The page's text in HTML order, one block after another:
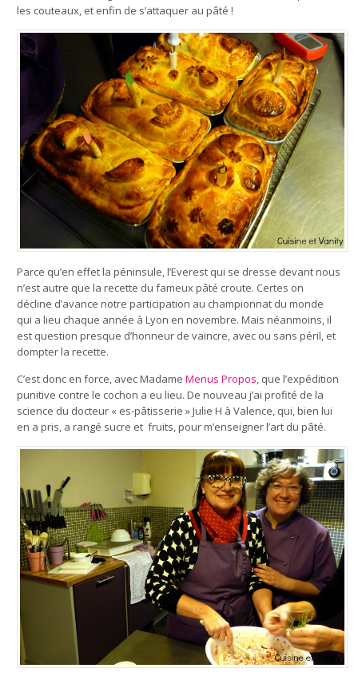
les couteaux, et enfin de s’attaquer au pâté !
Parce qu’en effet la péninsule, l’Everest qui se dresse devant nous
n’est autre que la recette du fameux pâté croute. Certes on
décline d’avance notre participation au championnat du monde
qui a lieu chaque année à Lyon en novembre. Mais néanmoins, il
est question presque d’honneur de vaincre, avec ou sans péril, et
dompter la recette.
C’est donc en force, avec MadameMenus Propos, que l’expédition
punitive contre le cochon a eu lieu. De nouveau j’ai profité de la
science du docteur « es-pâtisserie » Julie H à Valence, qui, bien lui
en a pris, a rangé sucre et fruits, pour m’enseigner l’art du pâté.